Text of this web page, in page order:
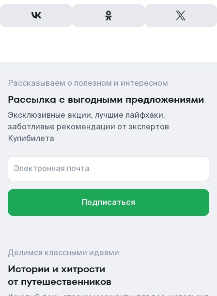
Рассказываем о полезном и интересном
Рассылка с выгодными предложениями
Эксклюзивные акции, лучшие лайфхаки,
заботливые рекомендации от экспертов
Купибилета
Электронная почта
Подписаться
Делимся классными идеями
Истории и хитрости
от путешественников